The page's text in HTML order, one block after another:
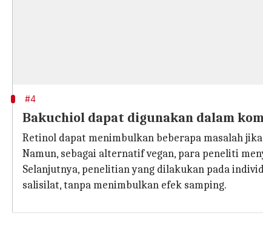
#4
Bakuchiol dapat digunakan dalam
Retinol dapat menimbulkan beberapa masalah
Namun, sebagai alternatif vegan, para peneliti
Selanjutnya, penelitian yang dilakukan pada
salisilat, tanpa menimbulkan efek samping.